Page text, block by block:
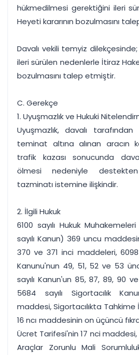
hükmedilmesi gerektiğini ileri
Heyeti kararının bozulmasını
Davalı vekili temyiz
ileri sürülen nedenlerle İtiraz
bozulmasını talep etmiştir.
C. Gerekçe
1. Uyuşmazlık ve Hukuki
Uyuşmazlık, davalı
teminat altına alınan aracın
trafik kazası sonucunda
ölmesi nedeniyle
tazminatı istemine ilişkindir.
2. İlgili Hukuk
6100 sayılı Hukuk
sayılı Kanun) 369 uncu
370 ve 371 inci maddeleri, 6098
Kanunu'nun 49, 51, 52 ve 53
sayılı Kanun'un 85, 87, 89, 90
5684 sayılı Sigortacılık
maddesi, Sigortacılıkta Tahkime
16 ncı maddesinin on üçüncü
Ücret Tarifesi'nin 17 nci maddesi,
Araçlar Zorunlu Mali